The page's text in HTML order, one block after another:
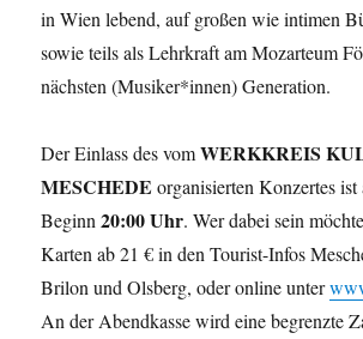
in Wien lebend, auf großen wie intimen
sowie teils als Lehrkraft am Mozarteum
nächsten (Musiker*innen) Generation.
Der Einlass des vomWERKKREIS
MESCHEDE organisierten Konzertes
Beginn20:00 Uhr. Wer dabei sein
Karten ab 21 € in den Tourist-Infos
Brilon und Olsberg, oder online unter
An der Abendkasse wird eine begrenzte